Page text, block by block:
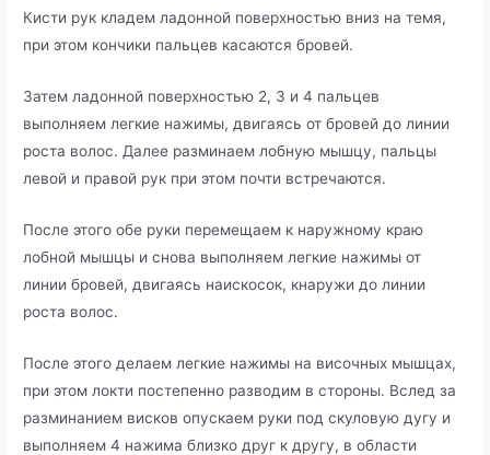
Кисти рук кладем ладонной поверхностью вниз на темя,
при этом кончики пальцев касаются бровей.
Затем ладонной поверхностью 2, 3 и 4 пальцев
выполняем легкие нажимы, двигаясь от бровей до линии
роста волос. Далее разминаем лобную мышцу, пальцы
левой и правой рук при этом почти встречаются.
После этого обе руки перемещаем к наружному краю
лобной мышцы и снова выполняем легкие нажимы от
линии бровей, двигаясь наискосок, кнаружи до линии
роста волос.
После этого делаем легкие нажимы на височных мышцах,
при этом локти постепенно разводим в стороны. Вслед за
разминанием висков опускаем руки под скуловую дугу и
выполняем 4 нажима близко друг к другу, в области